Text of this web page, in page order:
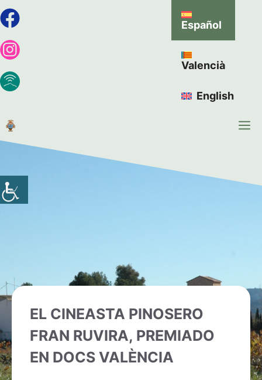
Español
Valencià
English
EL CINEASTA PINOSERO
FRAN RUVIRA, PREMIADO
EN DOCS VALÈNCIA